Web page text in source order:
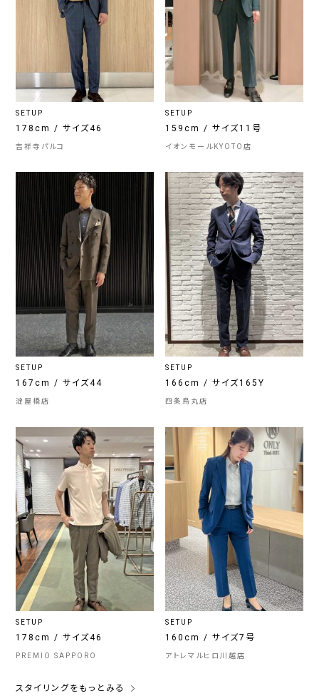
SETUP
178cm / サイズ46
吉祥寺パルコ
SETUP
159cm / サイズ11号
イオンモールKYOTO店
SETUP
167cm / サイズ44
淀屋橋店
SETUP
166cm / サイズ165Y
四条烏丸店
SETUP
178cm / サイズ46
PREMIO SAPPORO
SETUP
160cm / サイズ7号
アトレマルヒロ川越店
スタイリングをもっとみる